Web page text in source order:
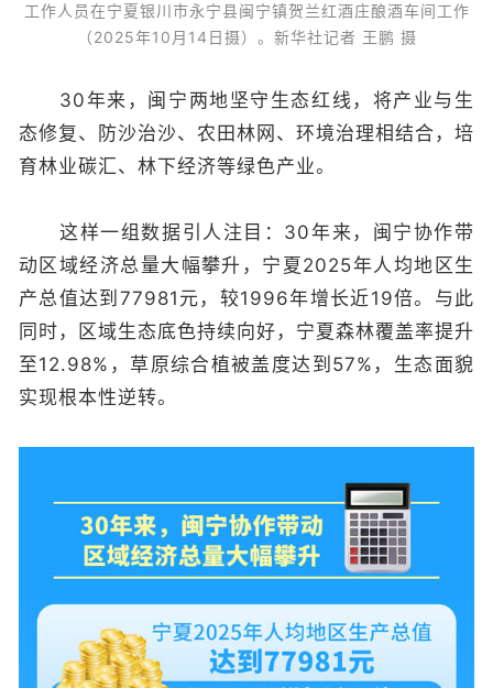
工作人员在宁夏银川市永宁县闽宁镇贺兰红酒庄酿酒车间工作
（2025年10月14日摄）。新华社记者 王鹏 摄
30年来，闽宁两地坚守生态红线，将产业与生
态修复、防沙治沙、农田林网、环境治理相结合，培
育林业碳汇、林下经济等绿色产业。
这样一组数据引人注目：30年来，闽宁协作带
动区域经济总量大幅攀升，宁夏2025年人均地区生
产总值达到77981元，较1996年增长近19倍。与此
同时，区域生态底色持续向好，宁夏森林覆盖率提升
至12.98%，草原综合植被盖度达到57%，生态面貌
实现根本性逆转。